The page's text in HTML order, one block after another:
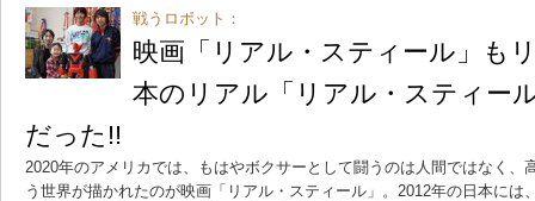
戦うロボット：
映画「リアル・スティール」も
本のリアル「リアル・スティー
だった!!
2020年のアメリカでは、もはやボクサーとして闘うのは人間ではなく
う世界が描かれたのが映画「リアル・スティール」。2012年の日本には